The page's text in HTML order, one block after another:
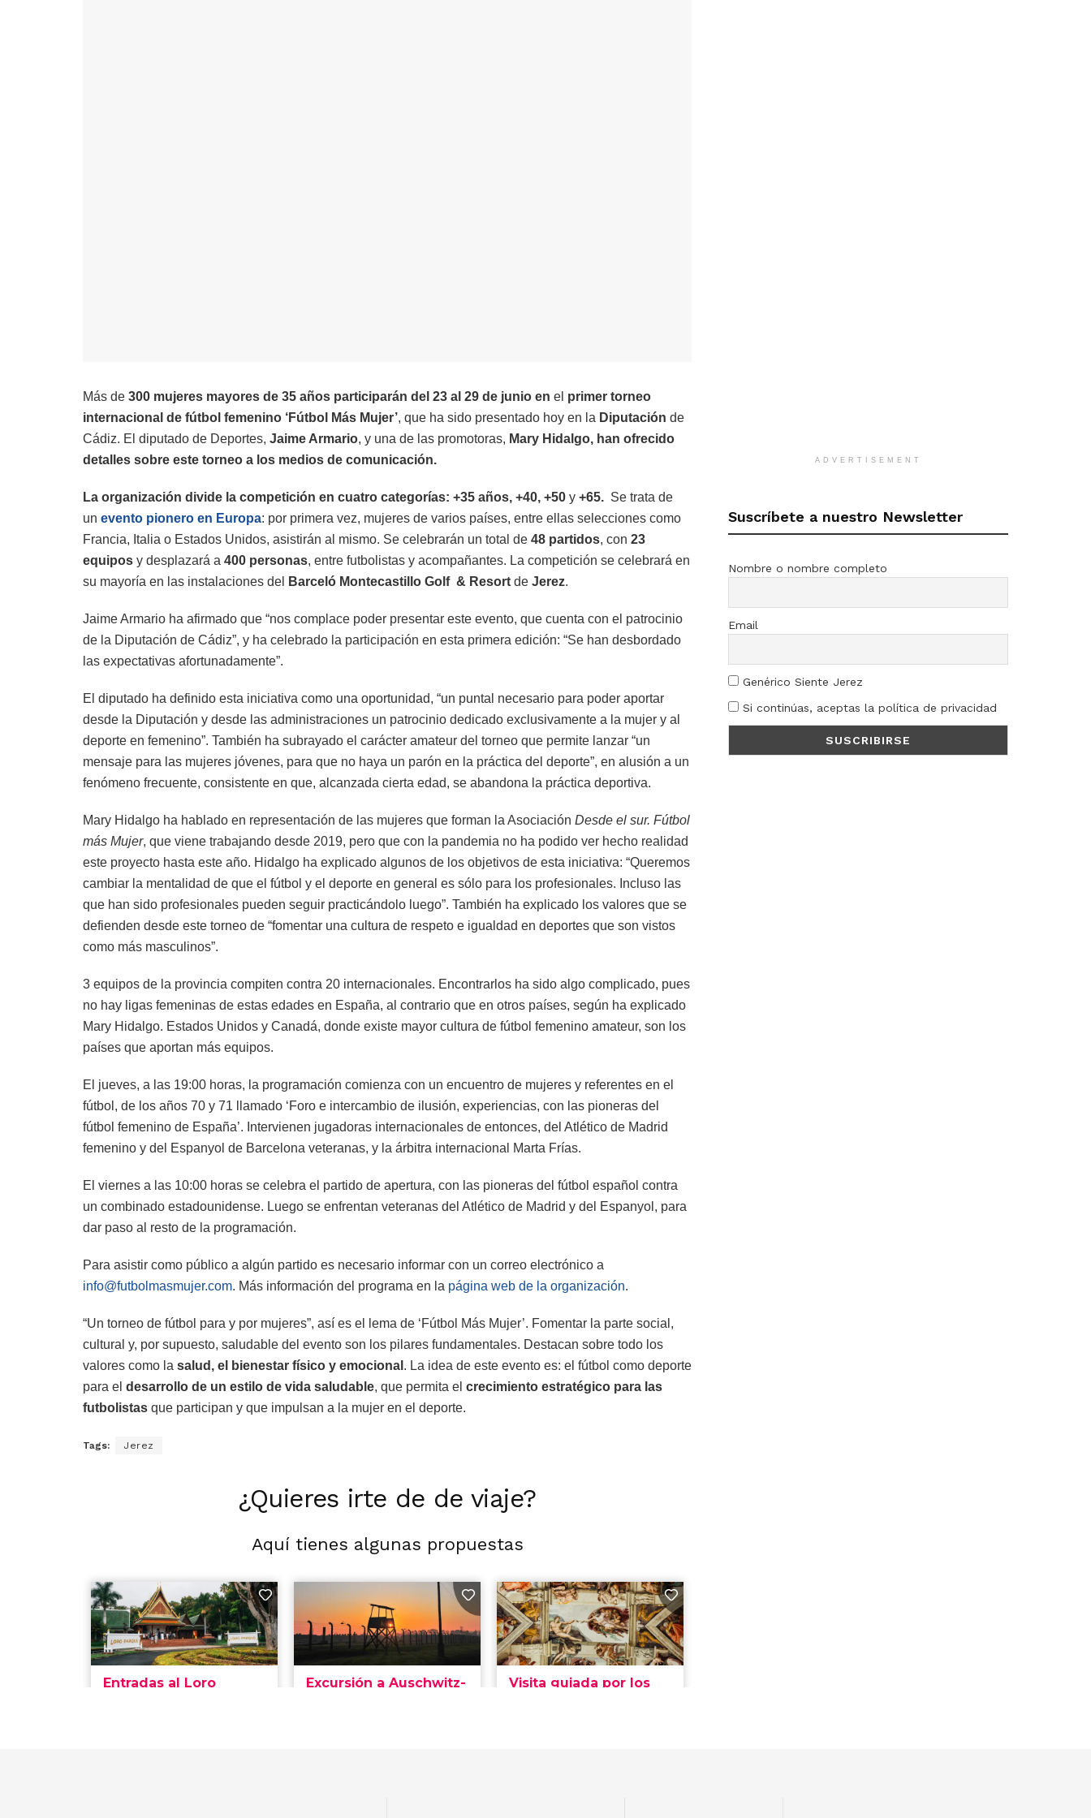
Más de 300 mujeres mayores de 35 años participarán del 23 al 29 de junio en el primer torneo
internacional de fútbol femenino ‘Fútbol Más Mujer’, que ha sido presentado hoy en la Diputación de
Cádiz. El diputado de Deportes, Jaime Armario, y una de las promotoras, Mary Hidalgo, han ofrecido
detalles sobre este torneo a los medios de comunicación.
La organización divide la competición en cuatro categorías: +35 años, +40, +50 y +65. Se trata de
un evento pionero en Europa: por primera vez, mujeres de varios países, entre ellas selecciones como
Francia, Italia o Estados Unidos, asistirán al mismo. Se celebrarán un total de 48 partidos, con 23
equipos y desplazará a 400 personas, entre futbolistas y acompañantes. La competición se celebrará en
su mayoría en las instalaciones del
Barceló Montecastillo Golf & Resort de Jerez.
Jaime Armario ha afirmado que “nos complace poder presentar este evento, que cuenta con el patrocinio
de la Diputación de Cádiz”, y ha celebrado la participación en esta primera edición: “Se han desbordado
las expectativas afortunadamente”.
El diputado ha definido esta iniciativa como una oportunidad, “un puntal necesario para poder aportar
desde la Diputación y desde las administraciones un patrocinio dedicado exclusivamente a la mujer y al
deporte en femenino”. También ha subrayado el carácter amateur del torneo que permite lanzar “un
mensaje para las mujeres jóvenes, para que no haya un parón en la práctica del deporte”, en alusión a un
fenómeno frecuente, consistente en que, alcanzada cierta edad, se abandona la práctica deportiva.
Mary Hidalgo ha hablado en representación de las mujeres que forman la Asociación Desde el sur. Fútbol
más Mujer, que viene trabajando desde 2019, pero que con la pandemia no ha podido ver hecho realidad
este proyecto hasta este año. Hidalgo ha explicado algunos de los objetivos de esta iniciativa: “Queremos
cambiar la mentalidad de que el fútbol y el deporte en general es sólo para los profesionales. Incluso las
que han sido profesionales pueden seguir practicándolo luego”. También ha explicado los valores que se
defienden desde este torneo de “fomentar una cultura de respeto e igualdad en deportes que son vistos
como más masculinos”.
3 equipos de la provincia compiten contra 20 internacionales. Encontrarlos ha sido algo complicado, pues
no hay ligas femeninas de estas edades en España, al contrario que en otros países, según ha explicado
Mary Hidalgo. Estados Unidos y Canadá, donde existe mayor cultura de fútbol femenino amateur, son los
países que aportan más equipos.
El jueves, a las 19:00 horas, la programación comienza con un encuentro de mujeres y referentes en el
fútbol, de los años 70 y 71 llamado ‘Foro e intercambio de ilusión, experiencias, con las pioneras del
fútbol femenino de España’. Intervienen jugadoras internacionales de entonces, del Atlético de Madrid
femenino y del Espanyol de Barcelona veteranas, y la árbitra internacional Marta Frías.
El viernes a las 10:00 horas se celebra el partido de apertura, con las pioneras del fútbol español contra
un combinado estadounidense. Luego se enfrentan veteranas del Atlético de Madrid y del Espanyol, para
dar paso al resto de la programación.
Para asistir como público a algún partido es necesario informar con un correo electrónico a
info@futbolmasmujer.com. Más información del programa en la página web de la organización.
“Un torneo de fútbol para y por mujeres”, así es el lema de ‘Fútbol Más Mujer’. Fomentar la parte social,
cultural y, por supuesto, saludable del evento son los pilares fundamentales. Destacan sobre todo los
valores como la salud, el bienestar físico y emocional . La idea de este evento es: el fútbol como deporte
para el desarrollo de un estilo de vida saludable, que permita el crecimiento estratégico para las
futbolistas que participan y que impulsan a la mujer en el deporte.
Tags: Jerez
¿Quieres irte de de viaje?
Aquí tienes algunas propuestas
ADVERTISEMENT
Suscríbete a nuestro Newsletter
Nombre o nombre completo
Email
Genérico Siente Jerez
Si continúas, aceptas la política de privacidad